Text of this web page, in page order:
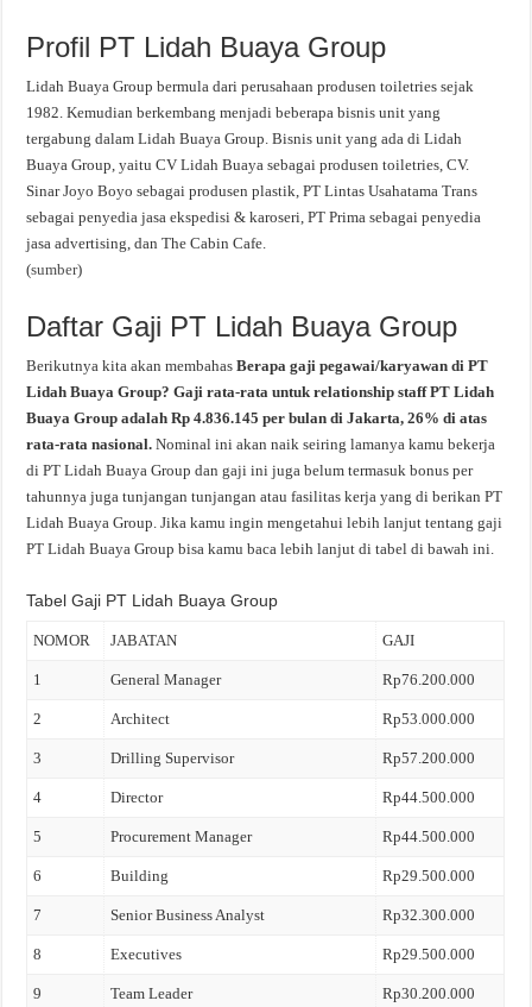
Profil PT Lidah Buaya Group
Lidah Buaya Group bermula dari perusahaan produsen toiletries sejak
1982. Kemudian berkembang menjadi beberapa bisnis unit yang
tergabung dalam Lidah Buaya Group. Bisnis unit yang ada di Lidah
Buaya Group, yaitu CV Lidah Buaya sebagai produsen toiletries, CV.
Sinar Joyo Boyo sebagai produsen plastik, PT Lintas Usahatama Trans
sebagai penyedia jasa ekspedisi & karoseri, PT Prima sebagai penyedia
jasa advertising, dan The Cabin Cafe.
(sumber)
Daftar Gaji PT Lidah Buaya Group
Berikutnya kita akan membahasBerapa gaji pegawai/karyawan di PT
Lidah Buaya Group? Gaji rata-rata untuk relationship staff PT Lidah
Buaya Group adalah Rp 4.836.145 per bulan di Jakarta, 26% di atas
rata-rata nasional.Nominal ini akan naik seiring lamanya kamu bekerja
di PT Lidah Buaya Group dan gaji ini juga belum termasuk bonus per
tahunnya juga tunjangan tunjangan atau fasilitas kerja yang di berikan PT
Lidah Buaya Group. Jika kamu ingin mengetahui lebih lanjut tentang gaji
PT Lidah Buaya Group bisa kamu baca lebih lanjut di tabel di bawah ini.
Tabel Gaji PT Lidah Buaya Group
NOMOR JABATAN GAJI
1 General Manager Rp76.200.000
2 Architect Rp53.000.000
3 Drilling Supervisor Rp57.200.000
4 Director Rp44.500.000
5 Procurement Manager Rp44.500.000
6 Building Rp29.500.000
7 Senior Business Analyst Rp32.300.000
8 Executives Rp29.500.000
9 Team Leader Rp30.200.000